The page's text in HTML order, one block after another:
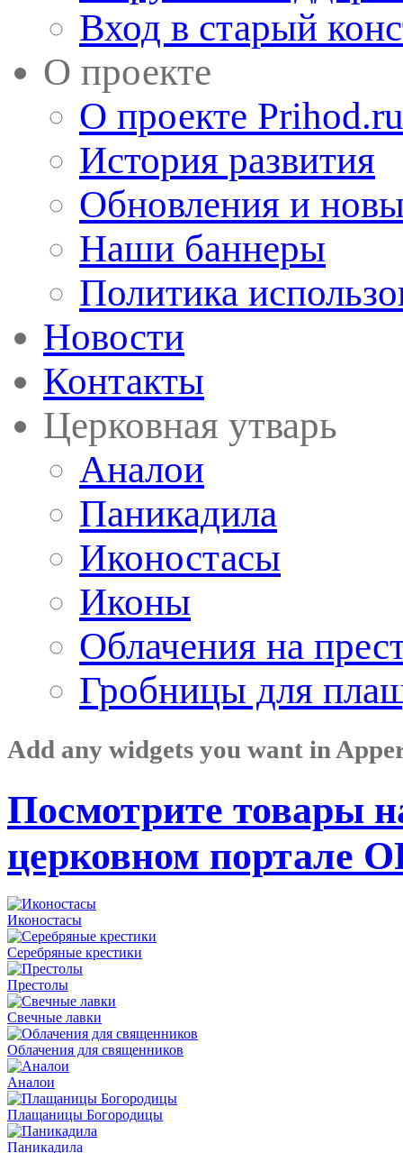
Вход в старый
О проекте
О проекте Prihod.ru
История развития
Обновления и
Наши баннеры
Политика
Новости
Контакты
Церковная утварь
Аналои
Паникадила
Иконостасы
Иконы
Облачения на
Гробницы для
Add any widgets you want in
Посмотрите товары
церковном портале
Иконостасы
Серебряные крестики
Престолы
Свечные лавки
Облачения для священников
Аналои
Плащаницы Богородицы
Паникадила